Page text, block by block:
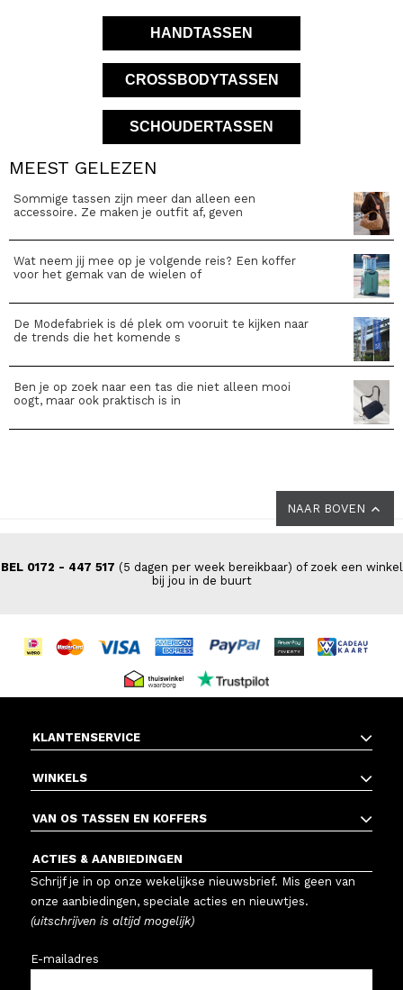
HANDTASSEN
CROSSBODYTASSEN
SCHOUDERTASSEN
MEEST GELEZEN
Sommige tassen zijn meer dan alleen een
accessoire. Ze maken je outfit af, geven
Wat neem jij mee op je volgende reis? Een koffer
voor het gemak van de wielen of
De Modefabriek is dé plek om vooruit te kijken naar
de trends die het komende s
Ben je op zoek naar een tas die niet alleen mooi
oogt, maar ook praktisch is in
NAAR BOVEN
BEL 0172 - 447 517 (5 dagen per week bereikbaar) of zoek een winkel
bij jou in de buurt
KLANTENSERVICE
WINKELS
VAN OS TASSEN EN KOFFERS
ACTIES & AANBIEDINGEN
Schrijf je in op onze wekelijkse nieuwsbrief. Mis geen van
onze aanbiedingen, speciale acties en nieuwtjes.
(uitschrijven is altijd mogelijk)
E-mailadres